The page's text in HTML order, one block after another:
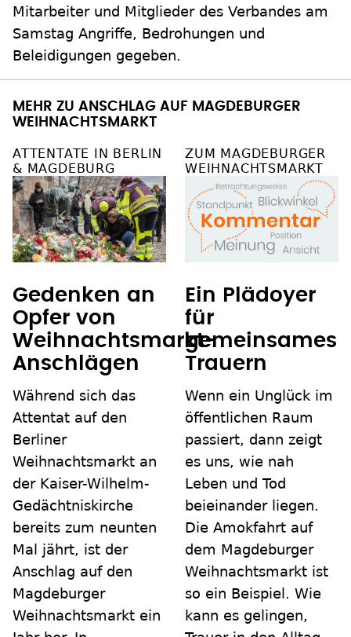
Mitarbeiter und Mitglieder des Verbandes am
Samstag Angriffe, Bedrohungen und
Beleidigungen gegeben.
MEHR ZU ANSCHLAG AUF MAGDEBURGER
WEIHNACHTSMARKT
ATTENTATE IN BERLIN
& MAGDEBURG
Gedenken an
Opfer von
Weihnachtsmarkt-
Anschlägen
Während sich das
Attentat auf den
Berliner
Weihnachtsmarkt an
der Kaiser-Wilhelm-
Gedächtniskirche
bereits zum neunten
Mal jährt, ist der
Anschlag auf den
Magdeburger
Weihnachtsmarkt ein
ZUM MAGDEBURGER
WEIHNACHTSMARKT
Ein Plädoyer
für
gemeinsames
Trauern
Wenn ein Unglück im
öffentlichen Raum
passiert, dann zeigt
es uns, wie nah
Leben und Tod
beieinander liegen.
Die Amokfahrt auf
dem Magdeburger
Weihnachtsmarkt ist
so ein Beispiel. Wie
kann es gelingen,